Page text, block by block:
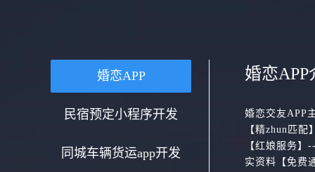
婚恋APP
民宿预定小程序开发
同城车辆货运app开发
婚恋APP
婚恋交友APP
【精zhun匹
【红娘服务
实资料【免费